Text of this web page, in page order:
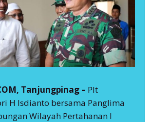
Tanjungpinag – Plt
H Isdianto bersama Panglima
Wilayah Pertahanan I